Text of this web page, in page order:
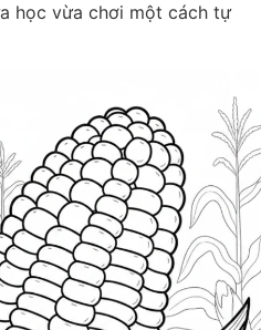
học vừa chơi một cách tự